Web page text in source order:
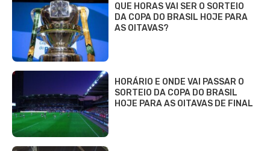
QUE HORAS VAI SER O SORTEIO
DA COPA DO BRASIL HOJE PARA
AS OITAVAS?
HORÁRIO E ONDE VAI PASSAR O
SORTEIO DA COPA DO BRASIL
HOJE PARA AS OITAVAS DE FINAL